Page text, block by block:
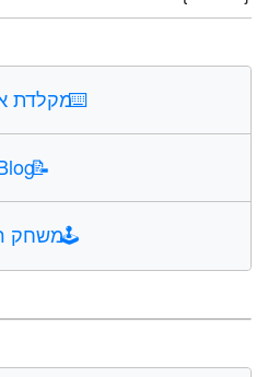
⌨️מקלדת
📝
🕹️משחק